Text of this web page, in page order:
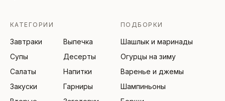
КАТЕГОРИИ
Завтраки
Выпечка
Супы
Десерты
Салаты
Напитки
Закуски
Гарниры
ПОДБОРКИ
Шашлык и маринады
Огурцы на зиму
Варенье и джемы
Шампиньоны